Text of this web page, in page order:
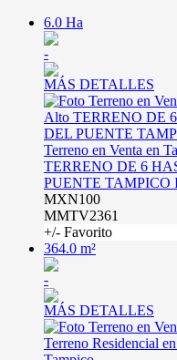
6.0 Ha
-
MÁS DETALLES
Terreno en Venta en
TERRENO DE 6
PUENTE TAMPICO
MXN100
MMTV2361
+/- Favorito
364.0 m²
-
MÁS DETALLES